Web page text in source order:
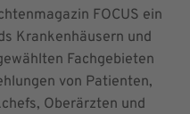
FOCUS ein
Krankenhäusern und
Fachgebieten
von Patienten,
Oberärzten und